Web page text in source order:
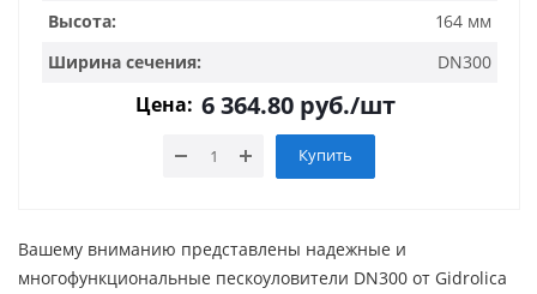
Высота:
164 мм
Ширина сечения:
DN300
Цена: 6 364.80 руб./шт
Купить
Вашему вниманию представлены надежные и
многофункциональные пескоуловители DN300 от Gidrolica